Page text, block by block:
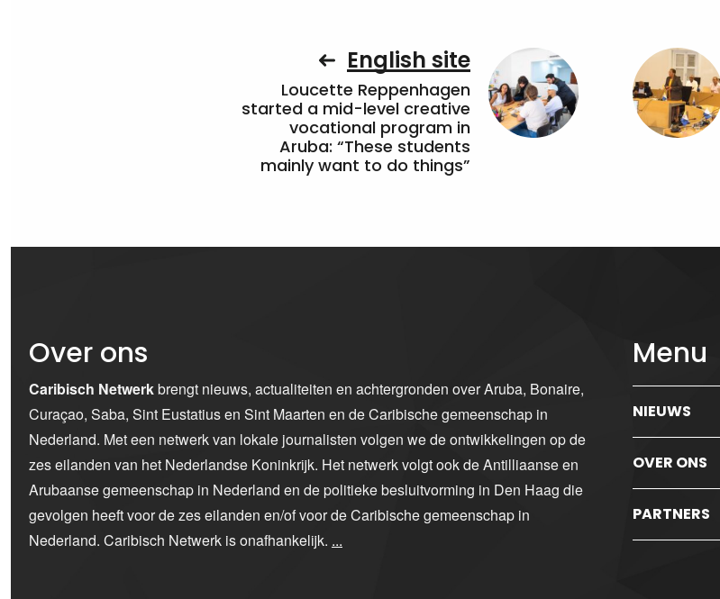
English site
Loucette Reppenhagen
started a mid-level creative
vocational program in
Aruba: “These students
mainly want to do things”
Over ons
Caribisch Netwerkbrengt nieuws, actualiteiten en achtergronden over Aruba, Bonaire,
Curaçao, Saba, Sint Eustatius en Sint Maarten en de Caribische gemeenschap in
Nederland. Met een netwerk van lokale journalisten volgen we de ontwikkelingen op de
zes eilanden van het Nederlandse Koninkrijk. Het netwerk volgt ook de Antilliaanse en
Arubaanse gemeenschap in Nederland en de politieke besluitvorming in Den Haag die
gevolgen heeft voor de zes eilanden en/of voor de Caribische gemeenschap in
Nederland. Caribisch Netwerk is onafhankelijk. ...
Menu
NIEUWS
OVER ONS
PARTNERS